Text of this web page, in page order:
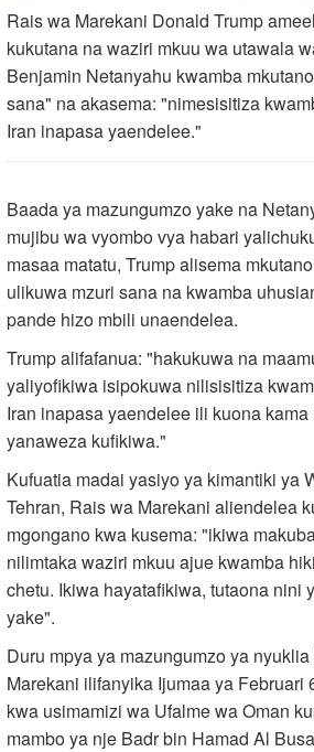
Rais wa Marekani Donald Trump
kukutana na waziri mkuu wa utawala
Benjamin Netanyahu kwamba
sana" na akasema: "nimesisitiza
Iran inapasa yaendelee."
Baada ya mazungumzo yake na
mujibu wa vyombo vya habari
masaa matatu, Trump alisema
ulikuwa mzuri sana na kwamba
pande hizo mbili unaendelea.
Trump alifafanua: "hakukuwa na
yaliyofikiwa isipokuwa nilisisitiza
Iran inapasa yaendelee ili kuona
yanaweza kufikiwa."
Kufuatia madai yasiyo ya kimantiki ya
Tehran, Rais wa Marekani aliendelea
mgongano kwa kusema: "ikiwa
nilimtaka waziri mkuu ajue kwamba
chetu. Ikiwa hayatafikiwa, tutaona nini
yake".
Duru mpya ya mazungumzo ya
Marekani ilifanyika Ijumaa ya Februari
kwa usimamizi wa Ufalme wa Oman
mambo ya nje Badr bin Hamad Al